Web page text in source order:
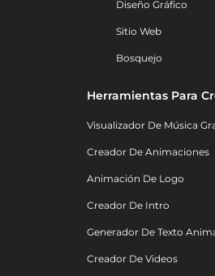
Diseño Gráfico
Sitio Web
Bosquejo
Herramientas Para
Visualizador De Música
Creador De Animaciones
Animación De Logo
Creador De Intro
Generador De Texto
Creador De Videos